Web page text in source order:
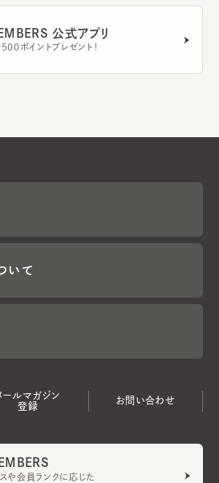
公式アプリ
ポイントプレゼント！
いて
ールマガジン
登録
お問い合わせ
や会員ランクに応じた